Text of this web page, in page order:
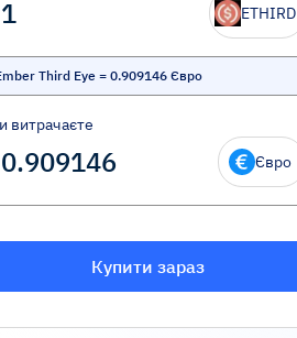
ETHIRD
Third Eye= 0.909146 Євро
витрачаєте
Євро
Купити зараз